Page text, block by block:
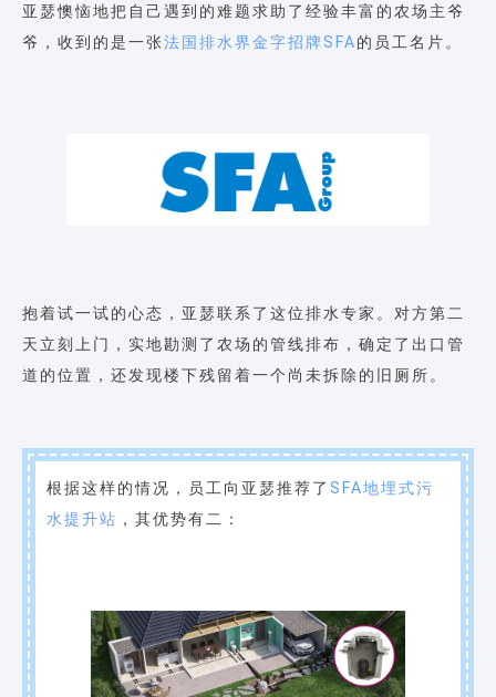
亚瑟懊恼地把自己遇到的难题求助了经验丰富的农场主爷
爷，收到的是一张法国排水界金字招牌SFA的员工名片。
抱着试一试的心态，亚瑟联系了这位排水专家。对方第二
天立刻上门，实地勘测了农场的管线排布，确定了出口管
道的位置，还发现楼下残留着一个尚未拆除的旧厕所。
根据这样的情况，员工向亚瑟推荐了 SFA地埋式污
水提升站 ，其优势有二：